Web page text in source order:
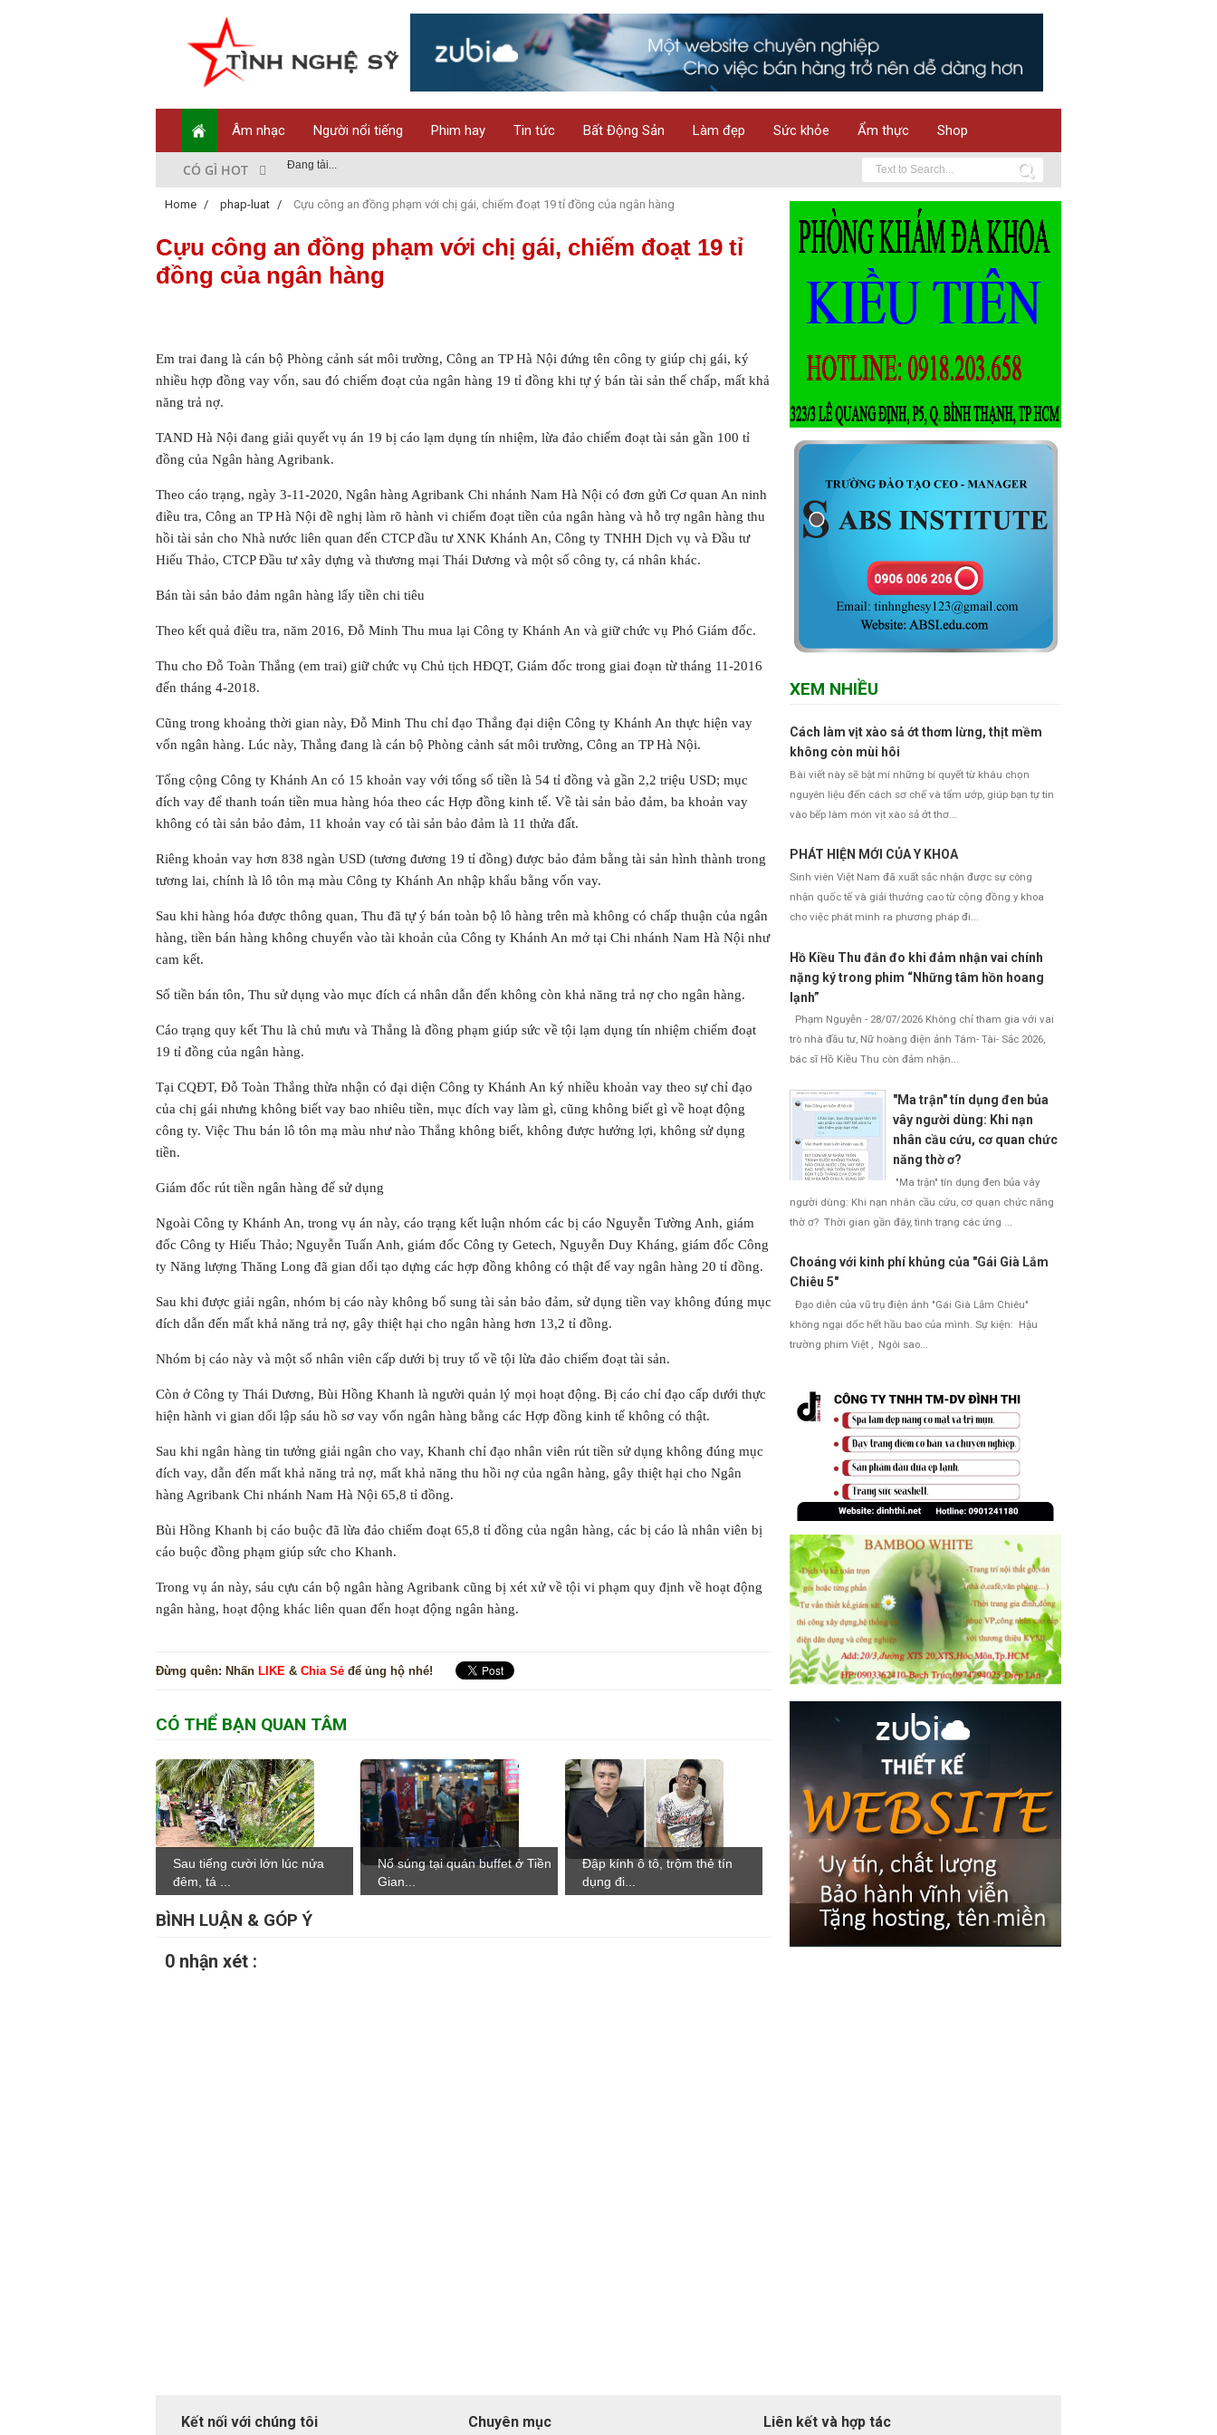
Âm nhạc Người nổi tiếng Phim hay Tin tức Bất Động Sản Làm đẹp Sức khỏe Ẩm thực Shop
CÓ GÌ HOT Đang tải...
Home / phap-luat / Cựu công an đồng phạm với chị gái, chiếm đoạt 19 tỉ đồng của ngân hàng
Cựu công an đồng phạm với chị gái, chiếm đoạt 19 tỉ
đồng của ngân hàng
Em trai đang là cán bộ Phòng cảnh sát môi trường, Công an TP Hà Nội đứng tên công ty giúp chị gái, ký
nhiều hợp đồng vay vốn, sau đó chiếm đoạt của ngân hàng 19 tỉ đồng khi tự ý bán tài sản thế chấp, mất khả
năng trả nợ.
TAND Hà Nội đang giải quyết vụ án 19 bị cáo lạm dụng tín nhiệm, lừa đảo chiếm đoạt tài sản gần 100 tỉ
đồng của Ngân hàng Agribank.
Theo cáo trạng, ngày 3-11-2020, Ngân hàng Agribank Chi nhánh Nam Hà Nội có đơn gửi Cơ quan An ninh
điều tra, Công an TP Hà Nội đề nghị làm rõ hành vi chiếm đoạt tiền của ngân hàng và hỗ trợ ngân hàng thu
hồi tài sản cho Nhà nước liên quan đến CTCP đầu tư XNK Khánh An, Công ty TNHH Dịch vụ và Đầu tư
Hiếu Thảo, CTCP Đầu tư xây dựng và thương mại Thái Dương và một số công ty, cá nhân khác.
Bán tài sản bảo đảm ngân hàng lấy tiền chi tiêu
Theo kết quả điều tra, năm 2016, Đỗ Minh Thu mua lại Công ty Khánh An và giữ chức vụ Phó Giám đốc.
Thu cho Đỗ Toàn Thắng (em trai) giữ chức vụ Chủ tịch HĐQT, Giám đốc trong giai đoạn từ tháng 11-2016
đến tháng 4-2018.
Cũng trong khoảng thời gian này, Đỗ Minh Thu chỉ đạo Thắng đại diện Công ty Khánh An thực hiện vay
vốn ngân hàng. Lúc này, Thắng đang là cán bộ Phòng cảnh sát môi trường, Công an TP Hà Nội.
Tổng cộng Công ty Khánh An có 15 khoản vay với tổng số tiền là 54 tỉ đồng và gần 2,2 triệu USD; mục
đích vay để thanh toán tiền mua hàng hóa theo các Hợp đồng kinh tế. Về tài sản bảo đảm, ba khoản vay
không có tài sản bảo đảm, 11 khoản vay có tài sản bảo đảm là 11 thửa đất.
Riêng khoản vay hơn 838 ngàn USD (tương đương 19 tỉ đồng) được bảo đảm bằng tài sản hình thành trong
tương lai, chính là lô tôn mạ màu Công ty Khánh An nhập khẩu bằng vốn vay.
Sau khi hàng hóa được thông quan, Thu đã tự ý bán toàn bộ lô hàng trên mà không có chấp thuận của ngân
hàng, tiền bán hàng không chuyển vào tài khoản của Công ty Khánh An mở tại Chi nhánh Nam Hà Nội như
cam kết.
Số tiền bán tôn, Thu sử dụng vào mục đích cá nhân dẫn đến không còn khả năng trả nợ cho ngân hàng.
Cáo trạng quy kết Thu là chủ mưu và Thắng là đồng phạm giúp sức về tội lạm dụng tín nhiệm chiếm đoạt
19 tỉ đồng của ngân hàng.
Tại CQĐT, Đỗ Toàn Thắng thừa nhận có đại diện Công ty Khánh An ký nhiều khoản vay theo sự chỉ đạo
của chị gái nhưng không biết vay bao nhiêu tiền, mục đích vay làm gì, cũng không biết gì về hoạt động
công ty. Việc Thu bán lô tôn mạ màu như nào Thắng không biết, không được hưởng lợi, không sử dụng
tiền.
Giám đốc rút tiền ngân hàng để sử dụng
Ngoài Công ty Khánh An, trong vụ án này, cáo trạng kết luận nhóm các bị cáo Nguyễn Tường Anh, giám
đốc Công ty Hiếu Thảo; Nguyễn Tuấn Anh, giám đốc Công ty Getech, Nguyễn Duy Kháng, giám đốc Công
ty Năng lượng Thăng Long đã gian dối tạo dựng các hợp đồng không có thật để vay ngân hàng 20 tỉ đồng.
Sau khi được giải ngân, nhóm bị cáo này không bổ sung tài sản bảo đảm, sử dụng tiền vay không đúng mục
đích dẫn đến mất khả năng trả nợ, gây thiệt hại cho ngân hàng hơn 13,2 tỉ đồng.
Nhóm bị cáo này và một số nhân viên cấp dưới bị truy tố về tội lừa đảo chiếm đoạt tài sản.
Còn ở Công ty Thái Dương, Bùi Hồng Khanh là người quản lý mọi hoạt động. Bị cáo chỉ đạo cấp dưới thực
hiện hành vi gian dối lập sáu hồ sơ vay vốn ngân hàng bằng các Hợp đồng kinh tế không có thật.
Sau khi ngân hàng tin tưởng giải ngân cho vay, Khanh chỉ đạo nhân viên rút tiền sử dụng không đúng mục
đích vay, dẫn đến mất khả năng trả nợ, mất khả năng thu hồi nợ của ngân hàng, gây thiệt hại cho Ngân
hàng Agribank Chi nhánh Nam Hà Nội 65,8 tỉ đồng.
Bùi Hồng Khanh bị cáo buộc đã lừa đảo chiếm đoạt 65,8 tỉ đồng của ngân hàng, các bị cáo là nhân viên bị
cáo buộc đồng phạm giúp sức cho Khanh.
Trong vụ án này, sáu cựu cán bộ ngân hàng Agribank cũng bị xét xử về tội vi phạm quy định về hoạt động
ngân hàng, hoạt động khác liên quan đến hoạt động ngân hàng.
Đừng quên: Nhấn LIKE & Chia Sẻ để ủng hộ nhé!
CÓ THỂ BẠN QUAN TÂM
Sau tiếng cười lớn lúc nửa
đêm, tá ...
Nổ súng tại quán buffet ở Tiền
Gian...
Đập kính ô tô, trộm thẻ tín
dụng đi...
BÌNH LUẬN & GÓP Ý
0 nhận xét :
XEM NHIỀU
Cách làm vịt xào sả ớt thơm lừng, thịt mềm
không còn mùi hôi
Bài viết này sẽ bật mí những bí quyết từ khâu chọn
nguyên liệu đến cách sơ chế và tẩm ướp, giúp bạn tự tin
vào bếp làm món vịt xào sả ớt thơ...
PHÁT HIỆN MỚI CỦA Y KHOA
Sinh viên Việt Nam đã xuất sắc nhận được sự công
nhận quốc tế và giải thưởng cao từ cộng đồng y khoa
cho việc phát minh ra phương pháp đi...
Hồ Kiều Thu đắn đo khi đảm nhận vai chính
nặng ký trong phim “Những tâm hồn hoang
lạnh”
Phạm Nguyễn - 28/07/2026 Không chỉ tham gia với vai
trò nhà đầu tư, Nữ hoàng điện ảnh Tâm- Tài- Sắc 2026,
bác sĩ Hồ Kiều Thu còn đảm nhận...
"Ma trận" tín dụng đen bủa
vây người dùng: Khi nạn
nhân cầu cứu, cơ quan chức
năng thờ ơ?
"Ma trận" tín dụng đen bủa vây
người dùng: Khi nạn nhân cầu cứu, cơ quan chức năng
thờ ơ? Thời gian gần đây, tình trạng các ứng ...
Choáng với kinh phí khủng của "Gái Già Lắm
Chiêu 5"
Đạo diễn của vũ trụ điện ảnh "Gái Già Lắm Chiêu"
không ngại dốc hết hầu bao của mình. Sự kiện: Hậu
trường phim Việt , Ngôi sao...
Kết nối với chúng tôi Chuyên mục Liên kết và hợp tác